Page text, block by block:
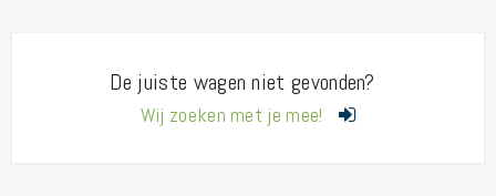
De juiste wagen niet gevonden?
Wij zoeken met je mee!